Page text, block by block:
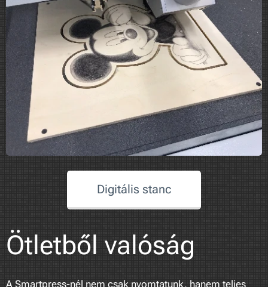
Digitális stanc
Ötletből valóság
A Smartpress-nél nem csak nyomtatunk, hanem teljes